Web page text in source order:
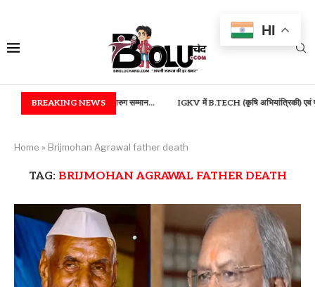
BREAKING NEWS
बाई रत्न, भुईया एवं आरुग सम्मान... IGKV में B.TECH (कृषि अभियांत्रिकी) एवं फूड
Home » Brijmohan Agrawal father death
TAG: BRIJMOHAN AGRAWAL FATHER DEATH
HI